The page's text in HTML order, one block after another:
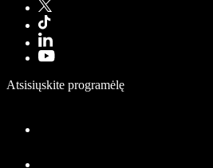
Atsisiųskite programėlę